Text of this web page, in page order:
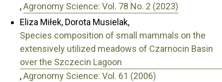
,Agronomy Science: Vol. 78 No. 2 (2023)
Eliza Miłek, Dorota Musielak,
Species composition of small mammals on the
extensively utilized meadows of Czarnocin Basin
over the Szczecin Lagoon
,Agronomy Science: Vol. 61 (2006)